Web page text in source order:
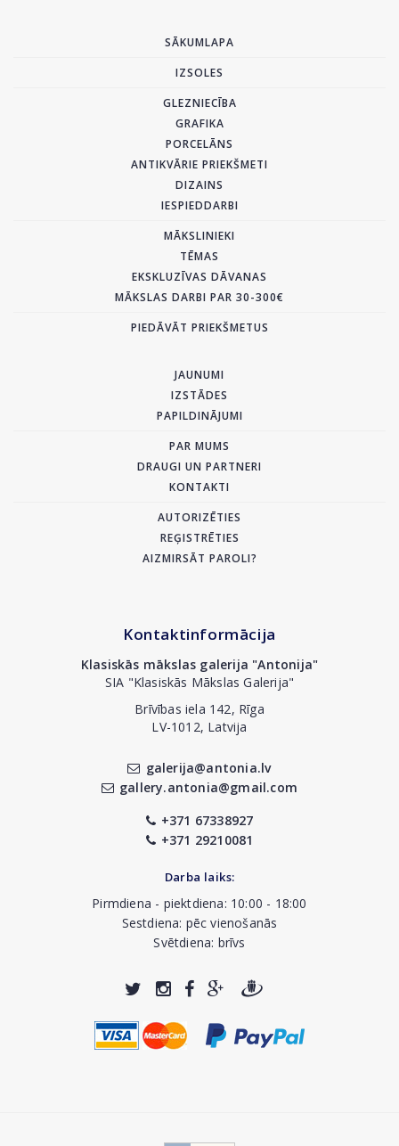
SĀKUMLAPA
IZSOLES
GLEZNIECĪBA
GRAFIKA
PORCELĀNS
ANTIKVĀRIE PRIEKŠMETI
DIZAINS
IESPIEDDARBI
MĀKSLINIEKI
TĒMAS
EKSKLUZĪVAS DĀVANAS
MĀKSLAS DARBI PAR 30-300€
PIEDĀVĀT PRIEKŠMETUS
JAUNUMI
IZSTĀDES
PAPILDINĀJUMI
PAR MUMS
DRAUGI UN PARTNERI
KONTAKTI
AUTORIZĒTIES
REĢISTRĒTIES
AIZMIRSĀT PAROLI?
Kontaktinformācija
Klasiskās mākslas galerija "Antonija"
SIA "Klasiskās Mākslas Galerija"
Brīvības iela 142, Rīga
LV-1012, Latvija
galerija@antonia.lv
gallery.antonia@gmail.com
+371 67338927
+371 29210081
Darba laiks:
Pirmdiena - piektdiena: 10:00 - 18:00
Sestdiena: pēc vienošanās
Svētdiena: brīvs